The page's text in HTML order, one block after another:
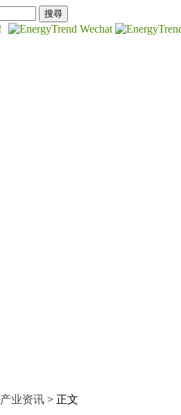
产业资讯 > 正文